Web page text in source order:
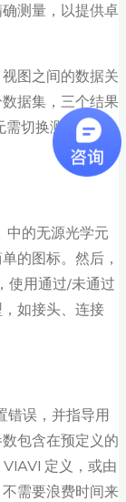
测量，以提供卓
图之间的数据关
据集，三个结果
需切换测试应用
中的无源光学元
的图标。然后，
使用通过/未通过
如接头、连接
错误，并指导用
包含在预定义的
定义，或由
需要浪费时间来